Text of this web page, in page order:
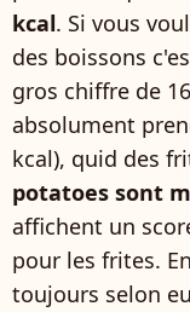
kcal. Si vous
des boissons
gros chiffre de
absolument
kcal), quid des
potatoes sont
affichent un
pour les frites.
toujours selon